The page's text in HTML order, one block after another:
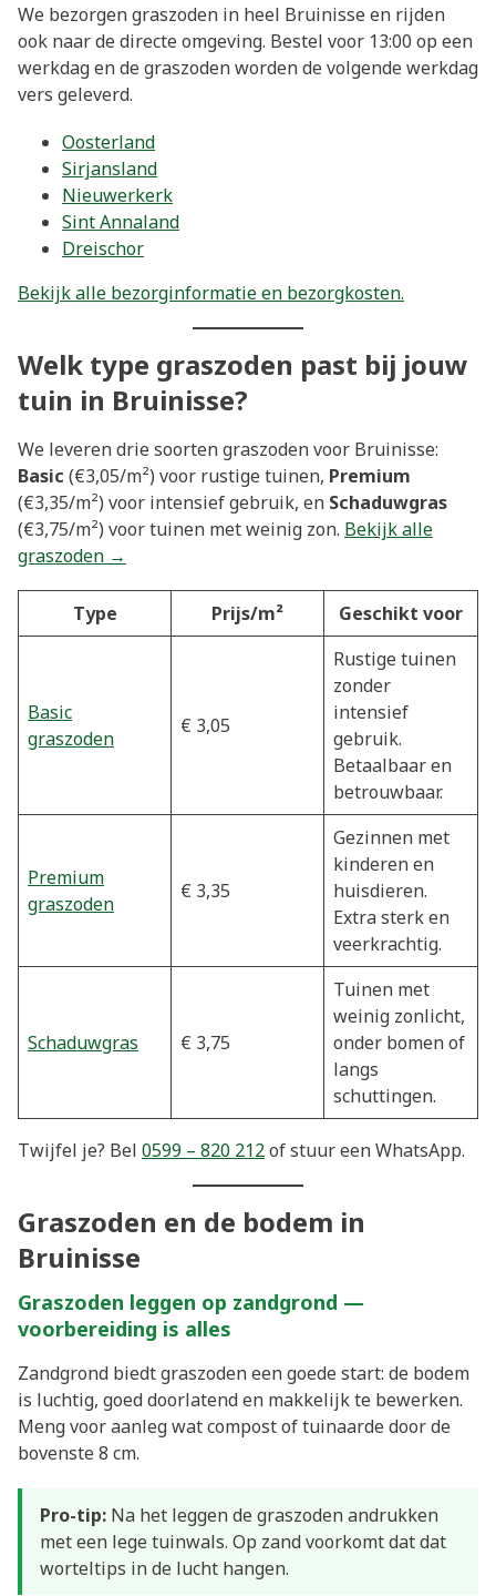
We bezorgen graszoden in heel Bruinisse en rijden
ook naar de directe omgeving. Bestel voor 13:00 op een
werkdag en de graszoden worden de volgende werkdag
vers geleverd.
Oosterland
Sirjansland
Nieuwerkerk
Sint Annaland
Dreischor
Bekijk alle bezorginformatie en bezorgkosten.
Welk type graszoden past bij jouw
tuin in Bruinisse?
We leveren drie soorten graszoden voor Bruinisse:
Basic (€3,05/m²) voor rustige tuinen, Premium
(€3,35/m²) voor intensief gebruik, en Schaduwgras
(€3,75/m²) voor tuinen met weinig zon. Bekijk alle
graszoden →
Type Prijs/m² Geschikt voor
Basic
graszoden
€ 3,05
Rustige tuinen
zonder
intensief
gebruik.
Betaalbaar en
betrouwbaar.
Premium
graszoden
€ 3,35
Gezinnen met
kinderen en
huisdieren.
Extra sterk en
veerkrachtig.
Schaduwgras € 3,75
Tuinen met
weinig zonlicht,
onder bomen of
langs
schuttingen.
Twijfel je? Bel 0599 – 820 212of stuur een WhatsApp.
Graszoden en de bodem in
Bruinisse
Graszoden leggen op zandgrond —
voorbereiding is alles
Zandgrond biedt graszoden een goede start: de bodem
is luchtig, goed doorlatend en makkelijk te bewerken.
Meng voor aanleg wat compost of tuinaarde door de
bovenste 8 cm.
Pro-tip: Na het leggen de graszoden andrukken
met een lege tuinwals. Op zand voorkomt dat dat
worteltips in de lucht hangen.